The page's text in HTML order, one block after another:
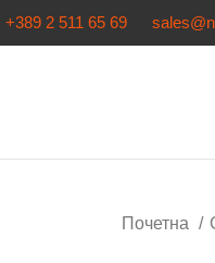
+389 2 511 65 69
Почетна